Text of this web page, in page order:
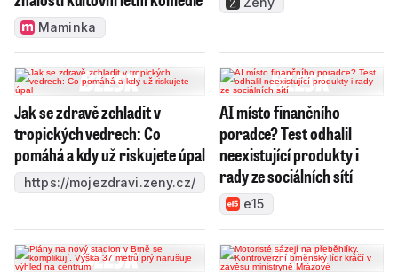
Maminka
Jak se zdravě zchladit v
tropických vedrech: Co
pomáhá a kdy už riskujete úpal
https://mojezdravi.zeny.cz/
AI místo finančního
poradce? Test odhalil
neexistující produkty i
rady ze sociálních sítí
e15